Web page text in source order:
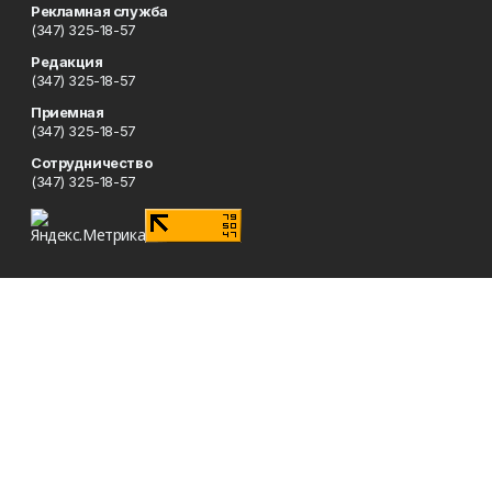
Рекламная служба
(347) 325-18-57
Редакция
(347) 325-18-57
Приемная
(347) 325-18-57
Сотрудничество
(347) 325-18-57